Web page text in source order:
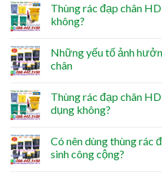
Thùng rác đạp chân
không?
Những yếu tố ảnh
chân
Thùng rác đạp chân
dụng không?
Có nên dùng thùng rác
sinh công cộng?